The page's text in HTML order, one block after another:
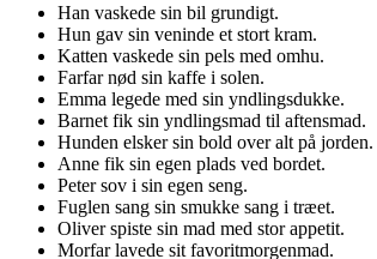
Han vaskede sin bil grundigt.
Hun gav sin veninde et stort kram.
Katten vaskede sin pels med omhu.
Farfar nød sin kaffe i solen.
Emma legede med sin yndlingsdukke.
Barnet fik sin yndlingsmad til aftensmad.
Hunden elsker sin bold over alt på jorden.
Anne fik sin egen plads ved bordet.
Peter sov i sin egen seng.
Fuglen sang sin smukke sang i træet.
Oliver spiste sin mad med stor appetit.
Morfar lavede sit favoritmorgenmad.